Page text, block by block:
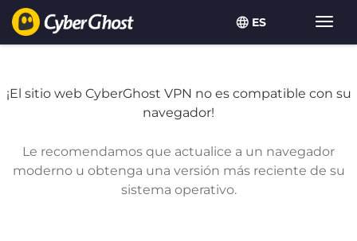
ES
¡El sitio web CyberGhost VPN no es compatible con su
navegador!
Le recomendamos que actualice a un navegador
moderno u obtenga una versión más reciente de su
sistema operativo.